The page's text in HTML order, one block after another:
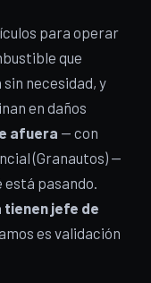
para operar
que
necesidad, y
en daños
afuera — con
(Granautos) —
está pasando.
tienen jefe de
es validación